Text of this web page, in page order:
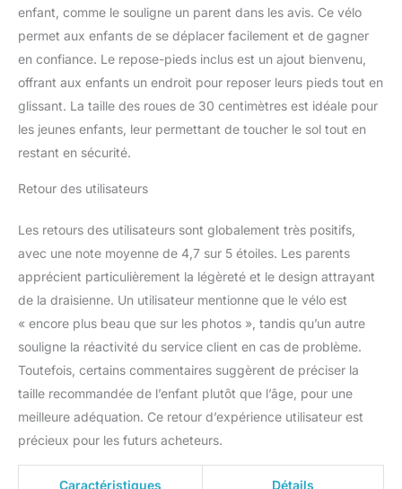
modèles en métal, le
cadre en nylon est 100%
inoxydable (ne rouille
pas) et résiste aux
chocs. Pneus 12 pouces
en mousse EVA :
durables, sans entretien
Design Allemand pensé
pour durer (supporte
jusqu'à 50 kg !).
Montage ultra-rapide en
quelques minutes (outil
inclus). Le cadeau idéal
(Anniversaire, Noël) pour
développer la motricité et
l'autonomie. Disponible
en Noir Profond, Rose
Hortensia, Vert Paradis et
Blanc Opale.
enfant, comme le souligne un parent dans les avis. Ce vélo
permet aux enfants de se déplacer facilement et de gagner
en confiance. Le repose-pieds inclus est un ajout bienvenu,
offrant aux enfants un endroit pour reposer leurs pieds tout en
glissant. La taille des roues de 30 centimètres est idéale pour
les jeunes enfants, leur permettant de toucher le sol tout en
restant en sécurité.
Retour des utilisateurs
Les retours des utilisateurs sont globalement très positifs,
avec une note moyenne de 4,7 sur 5 étoiles. Les parents
apprécient particulièrement la légèreté et le design attrayant
de la draisienne. Un utilisateur mentionne que le vélo est
« encore plus beau que sur les photos », tandis qu’un autre
souligne la réactivité du service client en cas de problème.
Toutefois, certains commentaires suggèrent de préciser la
taille recommandée de l’enfant plutôt que l’âge, pour une
meilleure adéquation. Ce retour d’expérience utilisateur est
précieux pour les futurs acheteurs.
Caractéristiques Détails